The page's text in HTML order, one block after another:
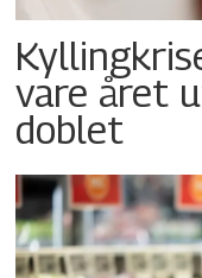
vare året
doblet